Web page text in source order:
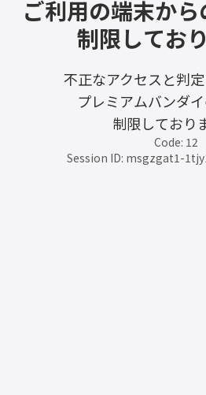
ご利用の端末か
制限してお
不正なアクセスと判定
プレミアムバンダ
制限しており
Code: 12
Session ID: msgzgat1-